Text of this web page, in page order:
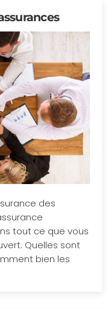
des
tout ce que vous
Quelles sont
bien les